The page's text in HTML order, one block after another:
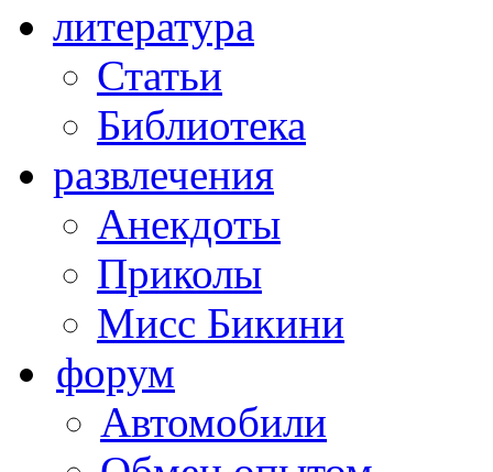
литература
Статьи
Библиотека
развлечения
Анекдоты
Приколы
Мисс Бикини
форум
Автомобили